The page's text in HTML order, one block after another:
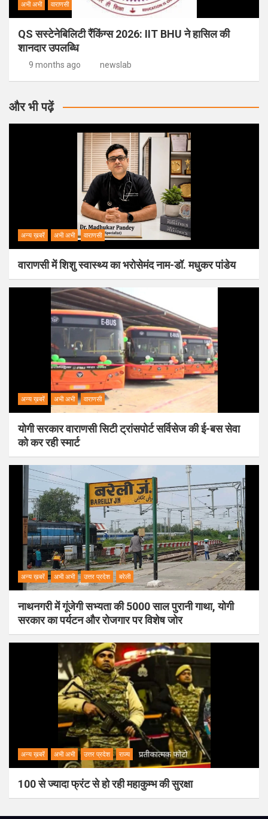
अभी अभी वाराणसी
QS सस्टेनेबिलिटी रैंकिंग्स 2026: IIT BHU ने हासिल की
शानदार उपलब्धि
9 months ago newslab
और भी पढ़ें
अन्य ख़बरें अभी अभी वाराणसी
वाराणसी में शिशु स्वास्थ्य का भरोसेमंद नाम-डॉ. मधुकर पांडेय
अन्य ख़बरें अभी अभी वाराणसी
योगी सरकार वाराणसी सिटी ट्रांसपोर्ट सर्विसेज की ई-बस सेवा
को कर रही स्मार्ट
अन्य ख़बरें अभी अभी उत्तर प्रदेश बरेली
नाथनगरी में गूंजेगी सभ्यता की 5000 साल पुरानी गाथा, योगी
सरकार का पर्यटन और रोजगार पर विशेष जोर
अन्य ख़बरें अभी अभी उत्तर प्रदेश राज्य
100 से ज्यादा फ्रंट से हो रही महाकुम्भ की सुरक्षा